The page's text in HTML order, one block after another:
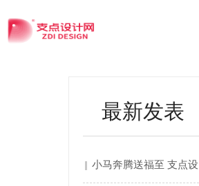
最新发表
小马奔腾送福至 支点设